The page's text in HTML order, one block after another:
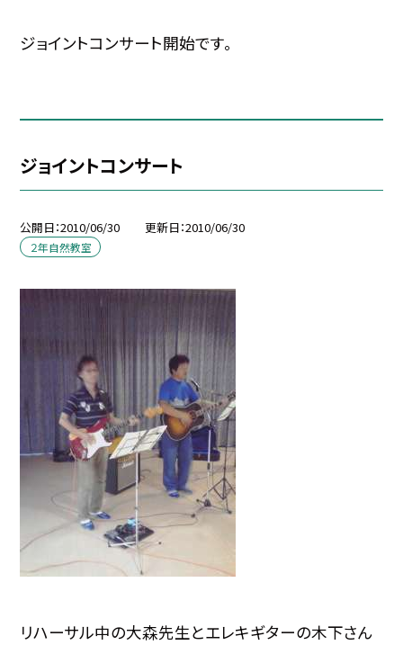
ジョイントコンサート開始です。
ジョイントコンサート
公開日 2010/06/30 更新日 2010/06/30
２年自然教室
リハーサル中の大森先生とエレキギターの木下さん